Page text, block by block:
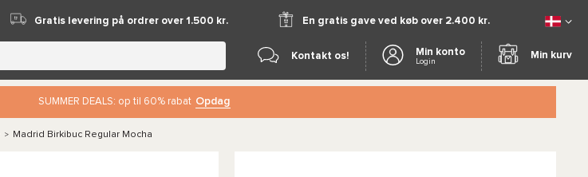
Gratis levering på ordrer over 1.500 kr. En gratis gave ved køb over 2.400 kr.
Kontakt os! Min konto
Login
Min kurv
SUMMER DEALS: op til 60% rabat Opdag
> Madrid Birkibuc Regular Mocha